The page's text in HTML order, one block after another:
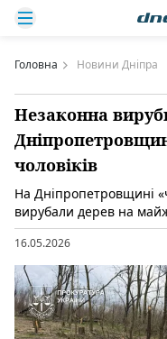
Головна Новини Дніпра
Незаконна
чоловіків
На Дніпропетровщині
вирубали дерев на
16.05.2026